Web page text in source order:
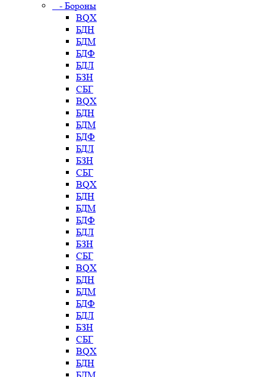
- Бороны
BQX
БДН
БДМ
БДФ
БДЛ
БЗН
СБГ
BQX
БДН
БДМ
БДФ
БДЛ
БЗН
СБГ
BQX
БДН
БДМ
БДФ
БДЛ
БЗН
СБГ
BQX
БДН
БДМ
БДФ
БДЛ
БЗН
СБГ
BQX
БДН